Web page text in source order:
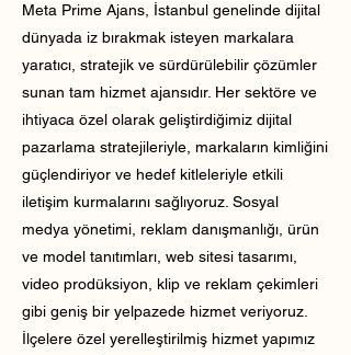
Meta Prime Ajans, İstanbul genelinde dijital
dünyada iz bırakmak isteyen markalara
yaratıcı, stratejik ve sürdürülebilir çözümler
sunan tam hizmet ajansıdır. Her sektöre ve
ihtiyaca özel olarak geliştirdiğimiz dijital
pazarlama stratejileriyle, markaların kimliğini
güçlendiriyor ve hedef kitleleriyle etkili
iletişim kurmalarını sağlıyoruz. Sosyal
medya yönetimi, reklam danışmanlığı, ürün
ve model tanıtımları, web sitesi tasarımı,
video prodüksiyon, klip ve reklam çekimleri
gibi geniş bir yelpazede hizmet veriyoruz.
İlçelere özel yerelleştirilmiş hizmet yapımız